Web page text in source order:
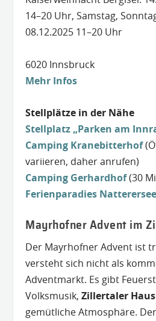
14–20 Uhr, Samstag,
08.12.2025 11–20 Uhr
6020 Innsbruck
Mehr Infos
Stellplätze in der Nähe
Stellplatz „Parken am
Camping Kranebitterhof
variieren, daher anrufen)
Camping Gerhardhof(30
Ferienparadies Natterersee
Mayrhofner Advent im
Der Mayrhofner Advent ist
versteht sich nicht als
Adventmarkt. Es gibt
Volksmusik,Zillertaler
gemütliche Atmosphäre.